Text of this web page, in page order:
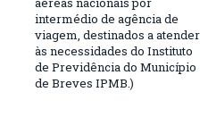
intermédio de agência de
viagem, destinados a atender
às necessidades do Instituto
de Previdência do Município
de Breves IPMB.)